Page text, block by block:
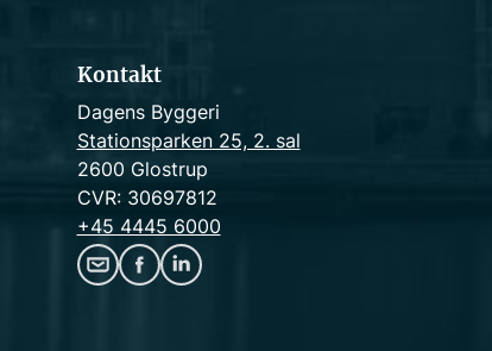
Kontakt
Dagens Byggeri
Stationsparken 25, 2. sal
2600 Glostrup
CVR: 30697812
+45 4445 6000